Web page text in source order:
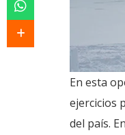
En esta
ejercicios
del país.